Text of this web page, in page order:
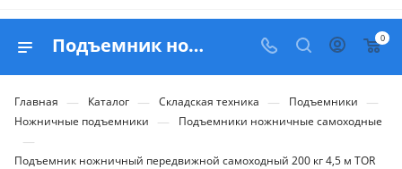
Подъемник ножничный передвижной самоходный 200 кг 4,5 м TOR GTJZ0406ZS гусеничный (автономный) - купить в Belapex 0
Главная — Каталог — Складская техника — Подъемники —
Ножничные подъемники — Подъемники ножничные самоходные
—
Подъемник ножничный передвижной самоходный 200 кг 4,5 м TOR